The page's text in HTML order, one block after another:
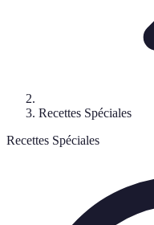
Recettes Spéciales
Recettes Spéciales